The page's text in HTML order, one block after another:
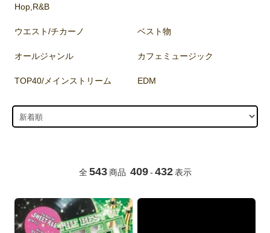
Hop,R&B
ウエスト/チカーノ ベスト物
オールジャンル カフェミュージック
TOP40/メインストリーム EDM
全 543 商品 409 - 432 表示